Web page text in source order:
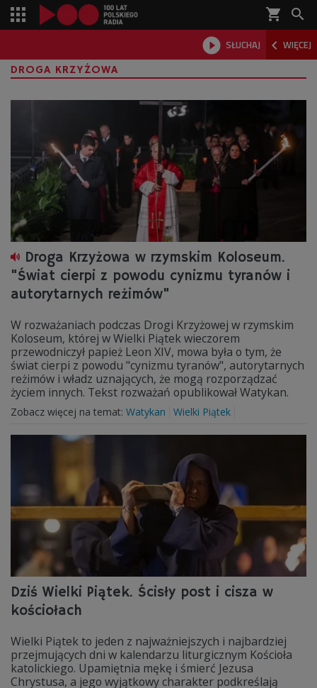
shopping_cart 
 SŁUCHAJ  WIĘCEJ

DROGA KRZYŻOWA
Droga Krzyżowa w rzymskim Koloseum.
"Świat cierpi z powodu cynizmu tyranów i
autorytarnych reżimów"
W rozważaniach podczas Drogi Krzyżowej w rzymskim
Koloseum, której w Wielki Piątek wieczorem
przewodniczył papież Leon XIV, mowa była o tym, że
świat cierpi z powodu "cynizmu tyranów", autorytarnych
reżimów i władz uznających, że mogą rozporządzać
życiem innych. Tekst rozważań opublikował Watykan.
Zobacz więcej na temat: Watykan Wielki Piątek
Dziś Wielki Piątek. Ścisły post i cisza w
kościołach
Wielki Piątek to jeden z najważniejszych i najbardziej
przejmujących dni w kalendarzu liturgicznym Kościoła
katolickiego. Upamiętnia mękę i śmierć Jezusa
Chrystusa, a jego wyjątkowy charakter podkreślają